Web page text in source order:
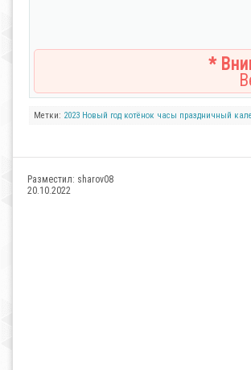
*
Метки: 2023 Новый год котёнок часы праздничный
Разместил: sharov08
20.10.2022